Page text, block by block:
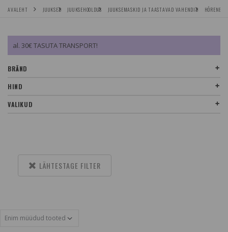
AVALEHT JUUKSED JUUKSEHOOLDUS JUUKSEMASKID JA TAASTAVAD VAHENDID
al. 30€ TASUTA TRANSPORT!
BRÄND
HIND
VALIKUD
LÄHTESTAGE FILTER